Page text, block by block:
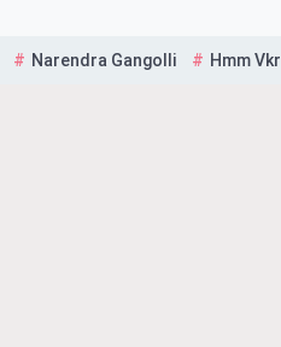
Narendra Gangolli Hmm Vkr